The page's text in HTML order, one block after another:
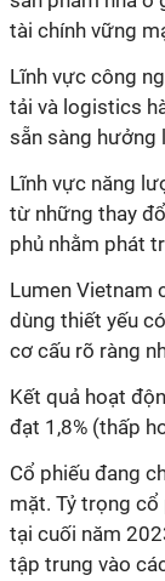
tài chính vững
Lĩnh vực công
tải và logistics
sẵn sàng hưởng
Lĩnh vực năng
từ những thay
phủ nhằm phát
Lumen Vietnam
dùng thiết yếu
cơ cấu rõ ràng
Kết quả hoạt
đạt 1,8% (thấp
Cổ phiếu đang
mặt. Tỷ trọng cổ
tại cuối năm
tập trung vào